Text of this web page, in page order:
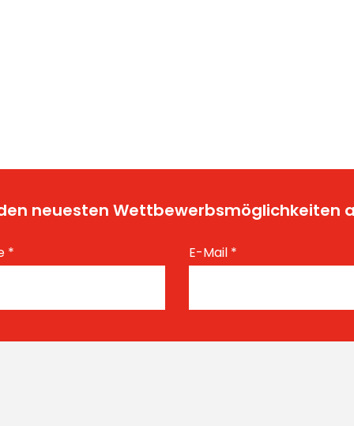
neuesten Wettbewerbsmöglichkeiten
* E-Mail *